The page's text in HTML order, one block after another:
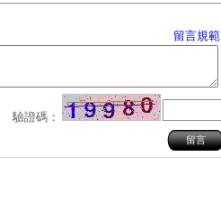
留言規範
驗證碼：